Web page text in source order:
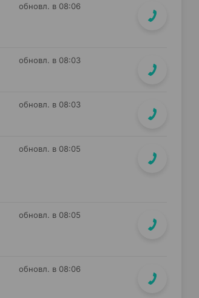
обновл. в 08:06
обновл. в 08:03
обновл. в 08:03
обновл. в 08:05
обновл. в 08:05
обновл. в 08:06